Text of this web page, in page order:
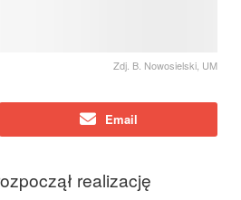
Zdj. B. Nowosielski, UM
Email
realizację